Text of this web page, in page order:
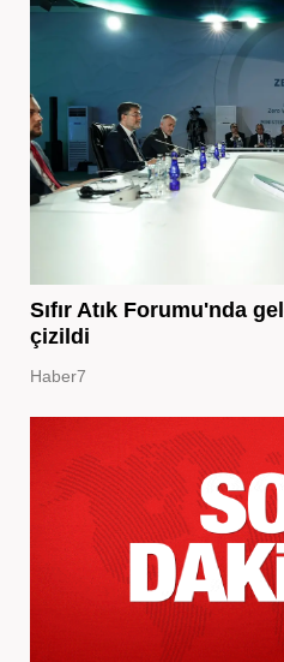
Sıfır Atık Forumu'nda
çizildi
Haber7